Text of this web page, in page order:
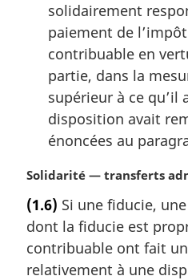
solidairement
paiement de
contribuable en
partie, dans la
supérieur à ce qu’il
disposition avait
énoncées au
N
t
e
m
a
Solidarité — transferts
(1.6) Si une fiducie,
dont la fiducie est
contribuable ont fait
relativement à une